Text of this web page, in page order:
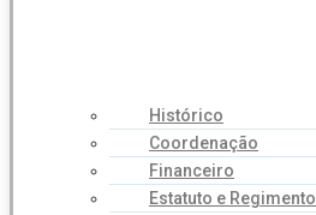
Histórico
Coordenação
Financeiro
Estatuto e Regimento